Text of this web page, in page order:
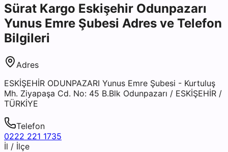
Sürat Kargo Eskişehir Odunpazarı
Yunus Emre Şubesi Adres ve Telefon
Bilgileri
Adres
ESKİŞEHİR ODUNPAZARI Yunus Emre Şubesi - Kurtuluş
Mh. Ziyapaşa Cd. No: 45 B.Blk Odunpazarı / ESKİŞEHİR /
TÜRKİYE
Telefon
0222 221 1735
İl / İlçe